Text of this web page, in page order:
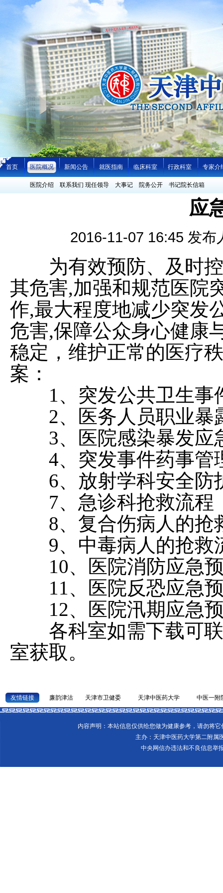
首页 医院概况 新闻公告 就医指南 临床科室 行政科室 专家介
医院介绍 联系我们 现任领导 大事记 院务公开 书记院长信箱
应
2016-11-07 16:45 发
为有效预防、及时控
其危害,加强和规范医院
作,最大程度地减少突发
危害,保障公众身心健康
稳定，维护正常的医疗
案：
1、突发公共卫生事
2、医务人员职业暴
3、医院感染暴发应
4、突发事件药事管
6、放射学科安全防
7、急诊科抢救流程
8、复合伤病人的抢
9、中毒病人的抢救
10、医院消防应急
11、医院反恐应急
12、医院汛期应急
各科室如需下载可联
室获取。
友情链接 廉韵津沽 天津市卫健委 天津中医药大学 中医一附
内容声明：本站信息仅供给您做为健康参考，请勿将
主办：天津中医药大学第二附属
中央网信办违法和不良信息举